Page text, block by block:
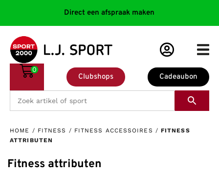
Direct een afspraak maken
Cadeaubon
Clubshops
0
HOME / FITNESS / FITNESS ACCESSOIRES / FITNESS
ATTRIBUTEN
Fitness attributen